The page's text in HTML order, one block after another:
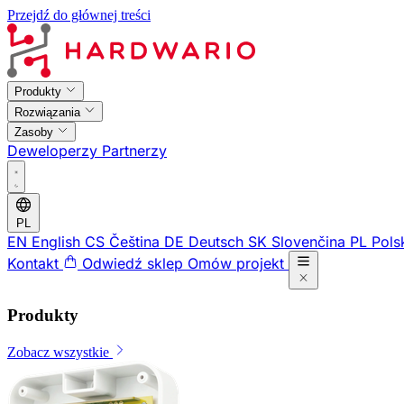
Przejdź do głównej treści
Produkty
Rozwiązania
Zasoby
Deweloperzy Partnerzy
PL
EN English CS Čeština DE Deutsch SK Slovenčina PL
Kontakt
Odwiedź sklep Omów projekt
Produkty
Zobacz wszystkie